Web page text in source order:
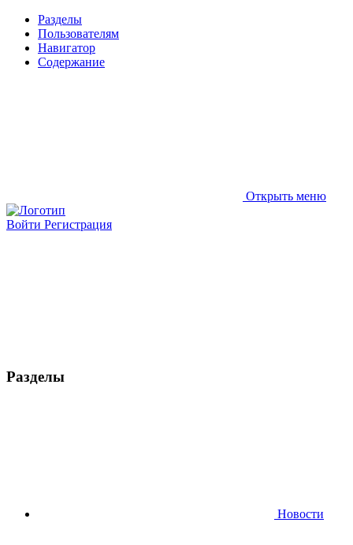
Разделы
Пользователям
Навигатор
Содержание
Открыть меню
Войти Регистрация
Разделы
Новости